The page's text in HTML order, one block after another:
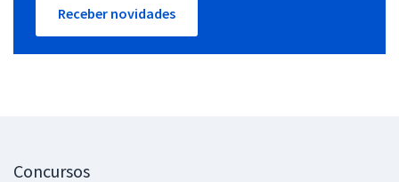
Receber novidades
Concursos